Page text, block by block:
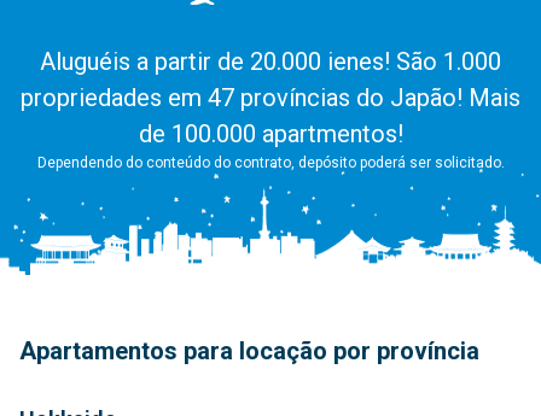
Aluguéis a partir de 20.000 ienes! São 1.000
propriedades em 47 províncias do Japão! Mais
de 100.000 apartmentos!
Dependendo do conteúdo do contrato, depósito poderá ser solicitado.
Apartamentos para locação por província